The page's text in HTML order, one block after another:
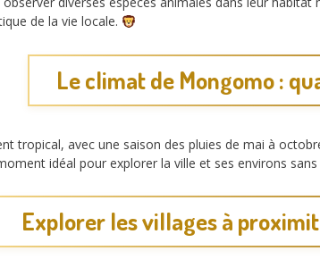
de la vie locale.
Le climat de Mongomo :
tropical, avec une saison des pluies de mai à
idéal pour explorer la ville et ses environs
Explorer les villages à